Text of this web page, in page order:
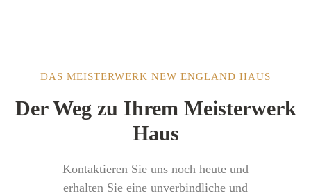
DAS MEISTERWERK NEW ENGLAND HAUS
Der Weg zu Ihrem Meisterwerk
Haus
Kontaktieren Sie uns noch heute und
erhalten Sie eine unverbindliche und